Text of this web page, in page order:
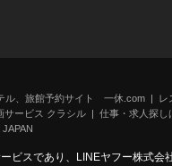
ル、旅館予約サイト 一休.com
レ
サービス クラシル 仕事・求人探し
JAPAN
ビスであり、LINEヤフー株式会